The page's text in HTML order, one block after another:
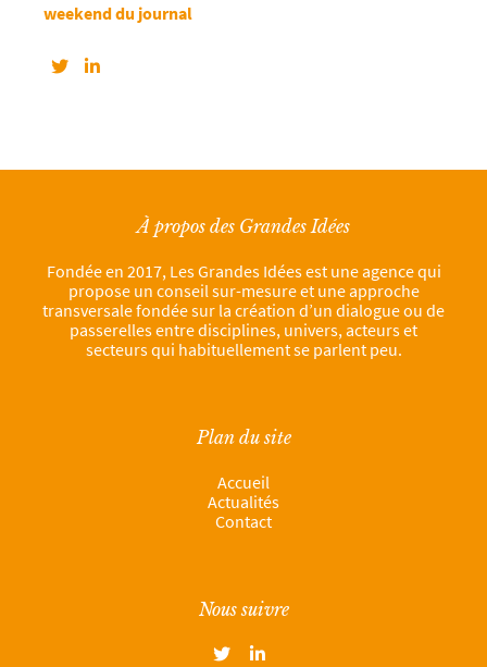
weekend du journal
À propos des Grandes Idées
Fondée en 2017, Les Grandes Idées est une agence qui
propose un conseil sur-mesure et une approche
transversale fondée sur la création d’un dialogue ou de
passerelles entre disciplines, univers, acteurs et
secteurs qui habituellement se parlent peu.
Plan du site
Accueil
Actualités
Contact
Nous suivre